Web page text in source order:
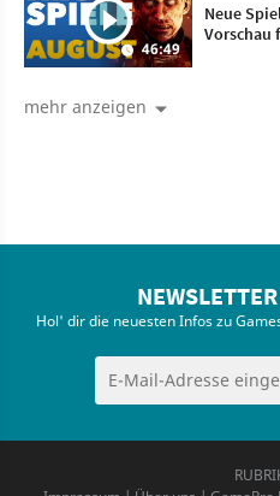
46:49
Neue
Vorschau
mehr anzeigen
Hol' dir die neuesten Infos zu